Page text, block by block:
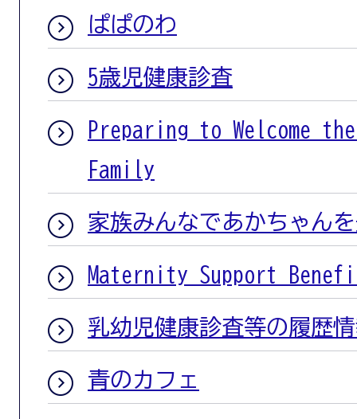
ぱぱのわ
5歳児健康診査
Preparing to Welcome
Family
家族みんなであかちゃん
Maternity Support
乳幼児健康診査等の履歴
青のカフェ